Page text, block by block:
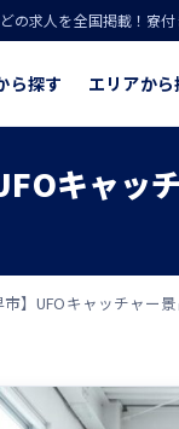
の求人を全国掲載！寮
ら探す エリアから
キャ
市】UFOキャッチャー